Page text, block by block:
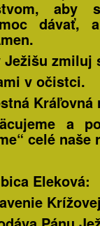
aby
dávať,
Ježišu zmiluj
v očistci.
Kráľovná
a
celé
Eleková: